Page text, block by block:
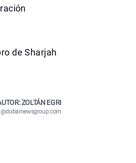
de Sharjah
ZOLTÁN EGRI